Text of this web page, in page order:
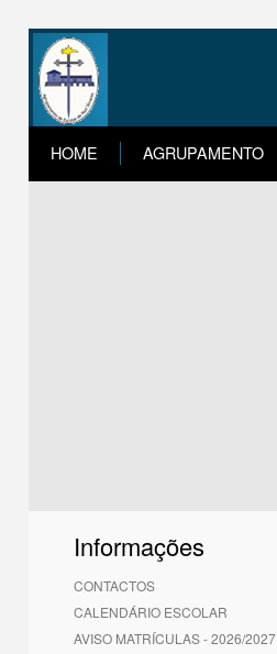
HOME AGRUPAMENTO
Informações
CONTACTOS
CALENDÁRIO ESCOLAR
AVISO MATRÍCULAS - 2026/2027